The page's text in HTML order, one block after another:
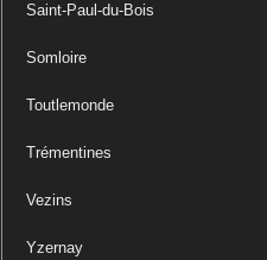
Saint-Paul-du-Bois
Somloire
Toutlemonde
Trémentines
Vezins
Yzernay